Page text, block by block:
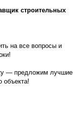
строительных
на все вопросы и
— предложим лучшие
объекта!